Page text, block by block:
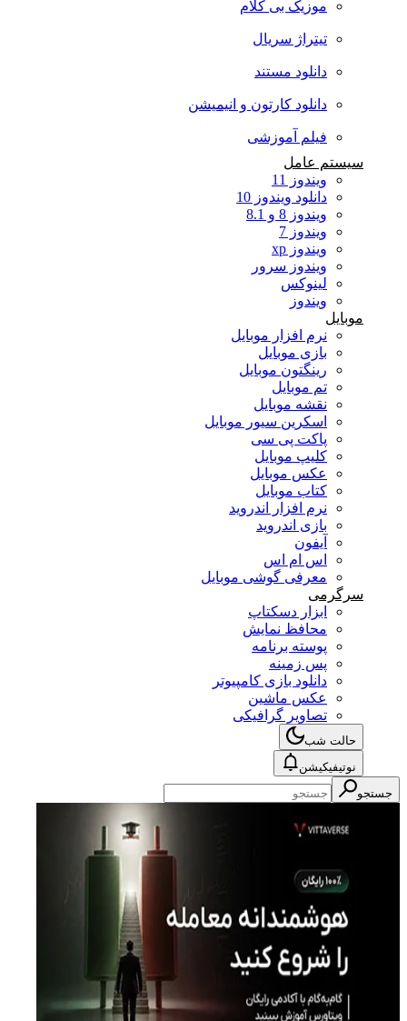
موزیک بی کلام
تیتراژ سریال
دانلود مستند
دانلود کارتون و انیمیشن
فیلم آموزشی
سیستم عامل
ویندوز 11
دانلود ویندوز 10
ویندوز 8 و 8.1
ویندوز 7
ویندوز xp
ویندوز سرور
لینوکس
ویندوز
موبایل
نرم افزار موبایل
بازی موبایل
رینگتون موبایل
تم موبایل
نقشه موبایل
اسکرین سیور موبایل
پاکت پی سی
کلیپ موبایل
عکس موبایل
کتاب موبایل
نرم افزار اندروید
بازی اندروید
آیفون
اس ام اس
معرفی گوشی موبایل
سرگرمی
ابزار دسکتاپ
محافظ نمایش
پوسته برنامه
پس زمینه
دانلود بازی کامپیوتر
عکس ماشین
تصاویر گرافیکی
حالت شب
نوتیفیکیشن
جستجو